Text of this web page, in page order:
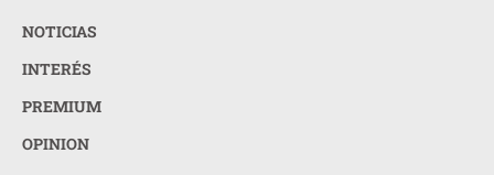
NOTICIAS
INTERÉS
PREMIUM
OPINION